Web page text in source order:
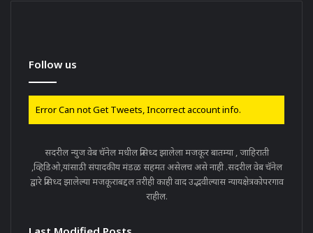
Follow us
Error Can not Get Tweets, Incorrect account info.
सदरील न्युज वेब चॅनेल मधील प्रसिध्द झालेला मजकूर बातम्या , जाहिराती
,व्हिडिओ,यांसाठी संपादकीय मंडळ सहमत असेलच असे नाही .सदरील वेब चॅनेल
द्वारे प्रसिध्द झालेल्या मजकूराबद्दल तरीही काही वाद उद्भवील्यास न्यायक्षेत्रकोपरगाव
राहील.